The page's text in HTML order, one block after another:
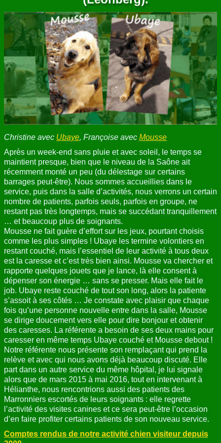
ANNUAIRE
CONTACT
Christine avec Ubaye, Françoise avec Mousse
Après un week-end sans pluie et avec soleil, le temps se
maintient presque, bien que le niveau de la Saône ait
récemment monté un peu (du délestage sur certains
barrages peut-être). Nous sommes accueillies dans le
service, puis dans la salle d’activités, nous verrons un certain
nombre de patients, parfois seuls, parfois en groupe, ne
restant pas très longtemps, mais se succédant tranquillement
… et beaucoup plus de soignants.
Mousse ne fait guère d’effort sur les jeux, pourtant choisis
comme les plus simples ! Ubaye les termine volontiers en
restant couché, mais l’essentiel de leur activité à tous deux
est la caresse et c’est très bien ainsi. Mousse va chercher et
rapporte quelques jouets que je lance, là elle consent à
dépenser son énergie … sans se presser. Mais elle fait le
job. Ubaye reste couché de tout son long, alors la patiente
s’assoit à ses côtés … Je constate avec plaisir que chaque
fois qu’une personne nouvelle entre dans la salle, Mousse
se dirige doucement vers elle pour dire bonjour et obtenir
des caresses. La référente a besoin de ses deux mains pour
caresser en même temps Ubaye couché et Mousse debout !
Notre référente nous présente son remplaçant qui prend la
relève et avec qui nous avons déjà beaucoup discuté. Elle
part dans un autre service du même hôpital, je lui signale
alors que de mars 2015 à mai 2016, tout en intervenant à
Hélianthe, nous rencontrions aussi des patients des
Marronniers escortés de leurs soignants : elle regrette
l’activité des visites canines et ce sera peut-être l’occasion
d’en faire profiter certains patients de son nouveau service.
Comptes rendus de notre activité chien visiteur depuis